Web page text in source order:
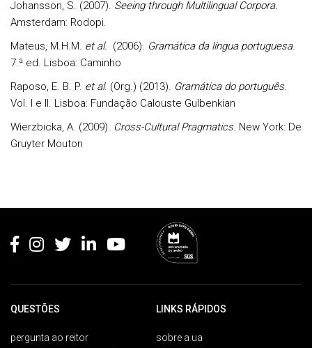
Johansson, S. (2007). Seeing through Multilingual Corpora.
Amsterdam: Rodopi.
Mateus, M.H.M. et al. (2006). Gramática da língua portuguesa.
7.ª ed. Lisboa: Caminho
Raposo, E. B. P. et al. (Org.) (2013). Gramática do português.
Vol. I e II. Lisboa: Fundação Calouste Gulbenkian
Wierzbicka, A. (2009). Cross-Cultural Pragmatics. New York: De
Gruyter Mouton
QUESTÕES
pergunta ao reitor
LINKS RÁPIDOS
sobre a ua